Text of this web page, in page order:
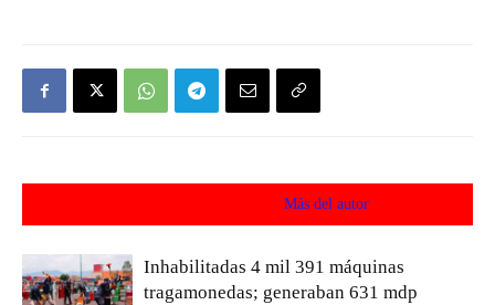
Más del autor
Inhabilitadas 4 mil 391 máquinas
tragamonedas; generaban 631 mdp